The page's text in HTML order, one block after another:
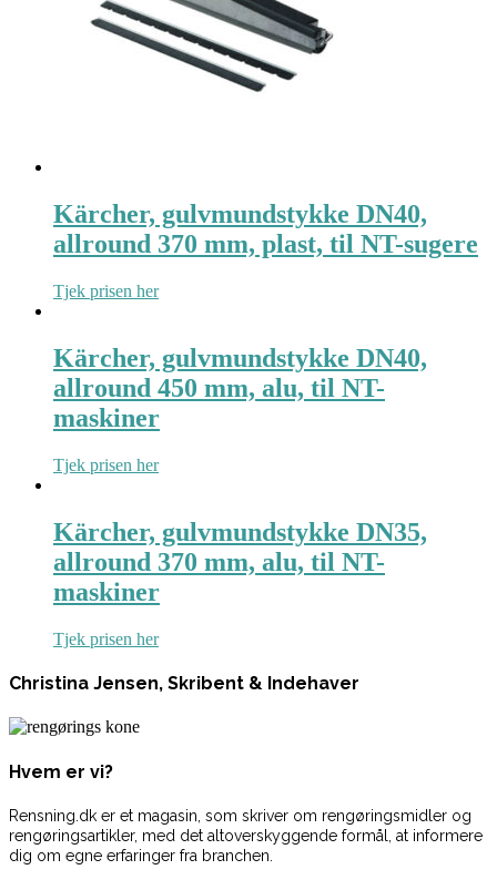
Kärcher, gulvmundstykke DN40,
allround 370 mm, plast, til NT-sugere
Tjek prisen her
Kärcher, gulvmundstykke DN40,
allround 450 mm, alu, til NT-
maskiner
Tjek prisen her
Kärcher, gulvmundstykke DN35,
allround 370 mm, alu, til NT-
maskiner
Tjek prisen her
Christina Jensen, Skribent & Indehaver
Hvem er vi?
Rensning.dk er et magasin, som skriver om rengøringsmidler og
rengøringsartikler, med det altoverskyggende formål, at informere
dig om egne erfaringer fra branchen.